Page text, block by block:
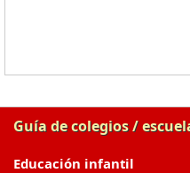
Guía de colegios /
Educación infantil